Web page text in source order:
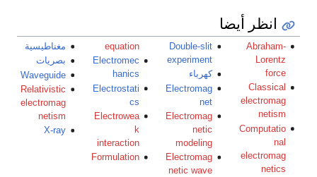
انظر أيضا
Abraham-
Lorentz
force
Classical
electromag
netism
Computatio
nal
electromag
netics
Double-slit
experiment
كهرباء
Electromag
net
Electromag
netic
modeling
Electromag
netic wave
equation
Electromec
hanics
Electrostati
cs
Electrowea
k
interaction
Formulation
مغناطيسية
بصريات
Waveguide
Relativistic
electromag
netism
X-ray